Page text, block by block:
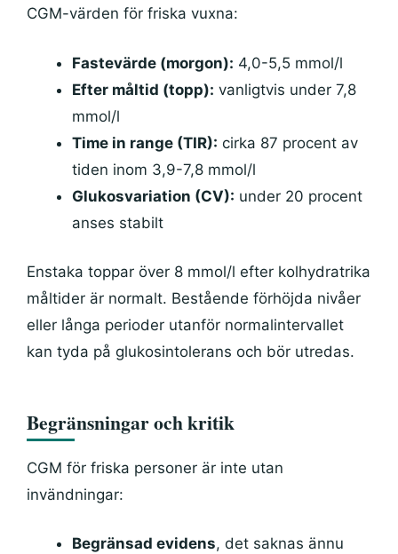
CGM-värden för friska vuxna:
Fastevärde (morgon): 4,0-5,5 mmol/l
Efter måltid (topp): vanligtvis under 7,8
mmol/l
Time in range (TIR): cirka 87 procent av
tiden inom 3,9-7,8 mmol/l
Glukosvariation (CV): under 20 procent
anses stabilt
Enstaka toppar över 8 mmol/l efter kolhydratrika
måltider är normalt. Bestående förhöjda nivåer
eller långa perioder utanför normalintervallet
kan tyda på glukosintolerans och bör utredas.
Begränsningar och kritik
CGM för friska personer är inte utan
invändningar:
Begränsad evidens, det saknas ännu